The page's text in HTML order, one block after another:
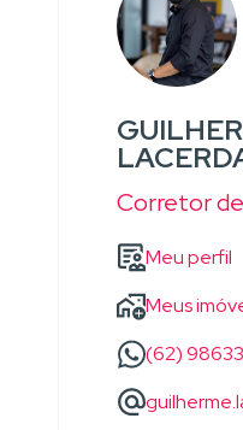
Corretor
Meu perfil
Meus
(62)